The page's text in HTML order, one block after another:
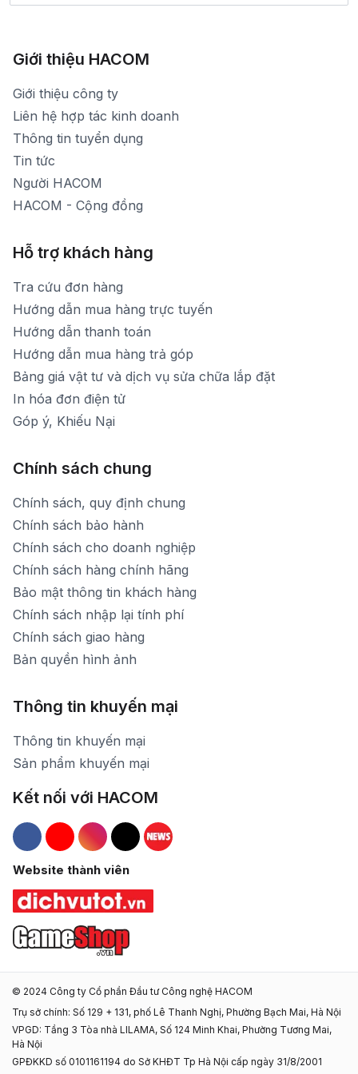
Xem bản đồ đường đi
Thời gian mở cửa: Từ 8h30-19h hàng ngày
Xem bản đồ đường đi
1900 1903 (máy lẻ 159) -(028)73000322
1900 1903 (máy lẻ 160)
[email protected]
Thời gian mở cửa: Từ 8h30-20h hàng ngày
Giới thiệu HACOM
Giới thiệu công ty
Liên hệ hợp tác kinh doanh
Thông tin tuyển dụng
Tin tức
Người HACOM
HACOM - Cộng đồng
Hỗ trợ khách hàng
Tra cứu đơn hàng
Hướng dẫn mua hàng trực tuyến
Hướng dẫn thanh toán
Hướng dẫn mua hàng trả góp
Bảng giá vật tư và dịch vụ sửa chữa lắp đặt
In hóa đơn điện tử
Góp ý, Khiếu Nại
Chính sách chung
Chính sách, quy định chung
Chính sách bảo hành
Chính sách cho doanh nghiệp
Chính sách hàng chính hãng
Bảo mật thông tin khách hàng
Chính sách nhập lại tính phí
Chính sách giao hàng
Bản quyền hình ảnh
Thông tin khuyến mại
Thông tin khuyến mại
Sản phẩm khuyến mại
Kết nối với HACOM
Hacom Facebook
Hacom YouTube
Hacom Instagram
Hacom TikTok
Website thành viên
© 2024 Công ty Cổ phần Đầu tư Công nghệ HACOM
Trụ sở chính: Số 129 + 131, phố Lê Thanh Nghị, Phường Bạch Mai, Hà Nội
VPGD: Tầng 3 Tòa nhà LILAMA, Số 124 Minh Khai, Phường Tương Mai,
Hà Nội
GPĐKKD số 0101161194 do Sở KHĐT Tp Hà Nội cấp ngày 31/8/2001